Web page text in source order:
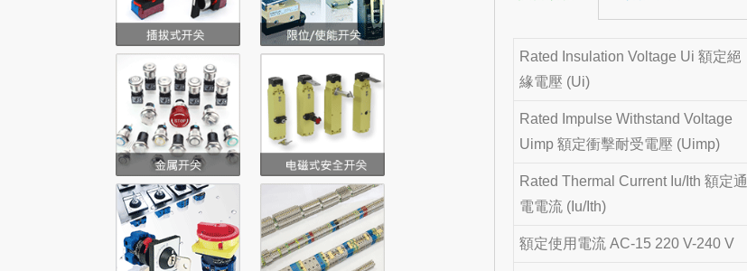
Rated Insulation Voltage Ui 額定絕
緣電壓 (Ui)
Rated Impulse Withstand Voltage
Uimp 額定衝擊耐受電壓 (Uimp)
Rated Thermal Current Iu/Ith 額定通
電電流 (Iu/Ith)
額定使用電流 AC-15 220 V-240 V